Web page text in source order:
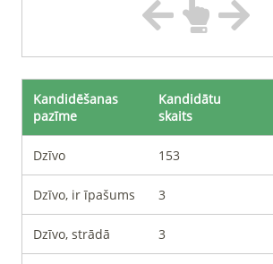
Kandidēšanas
pazīme
Kandidātu
skaits
Dzīvo 153
Dzīvo, ir īpašums 3
Dzīvo, strādā 3